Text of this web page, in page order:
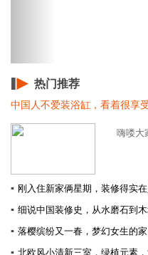
热门推荐
中国人不爱装浴缸，看着很享
嗨喽大
▪ 刚入住新家俩星期，装修得实
▪ 细说中国装修史，从水磨石到
▪ 落樱缤纷又一春，梦幻女生的家
▪ 北欧风小清新三室，绿植元素